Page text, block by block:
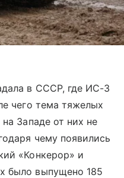
в СССР, где ИС-3
чего тема тяжелых
Западе от них не
чему появились
«Конкерор» и
было выпущено 185